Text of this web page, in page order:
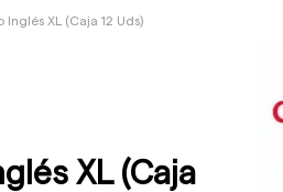
XL (Caja 12 Uds)
XL (Caja